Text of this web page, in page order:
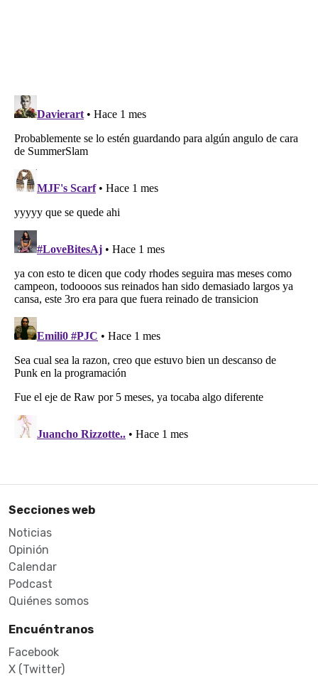
Secciones web
Noticias
Opinión
Calendar
Podcast
Quiénes somos
Encuéntranos
Facebook
X (Twitter)